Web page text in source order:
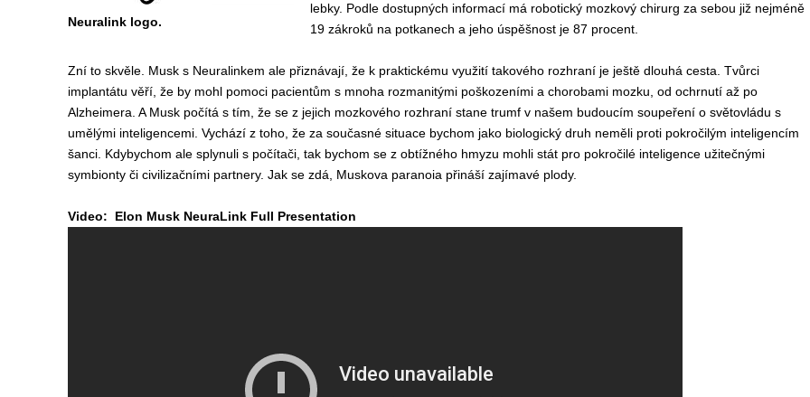
Neuralink logo.
lebky. Podle dostupných informací má robotický mozkový chirurg za sebou již nejméně
19 zákroků na potkanech a jeho úspěšnost je 87 procent.
Zní to skvěle. Musk s Neuralinkem ale přiznávají, že k praktickému využití takového rozhraní je ještě dlouhá cesta. Tvůrci
implantátu věří, že by mohl pomoci pacientům s mnoha rozmanitými poškozeními a chorobami mozku, od ochrnutí až po
Alzheimera. A Musk počítá s tím, že se z jejich mozkového rozhraní stane trumf v našem budoucím soupeření o světovládu s
umělými inteligencemi. Vychází z toho, že za současné situace bychom jako biologický druh neměli proti pokročilým inteligencím
šanci. Kdybychom ale splynuli s počítači, tak bychom se z obtížného hmyzu mohli stát pro pokročilé inteligence užitečnými
symbionty či civilizačními partnery. Jak se zdá, Muskova paranoia přináší zajímavé plody.
Video: Elon Musk NeuraLink Full Presentation